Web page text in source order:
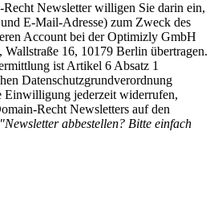
Newsletter willigen Sie darin ein,
E-Mail-Adresse) zum Zweck des
Account bei der Optimizly GmbH
16, 10179 Berlin übertragen.
ist Artikel 6 Absatz 1
Datenschutzgrundverordnung
jederzeit widerrufen,
Recht Newsletters auf den
"Newsletter abbestellen? Bitte einfach